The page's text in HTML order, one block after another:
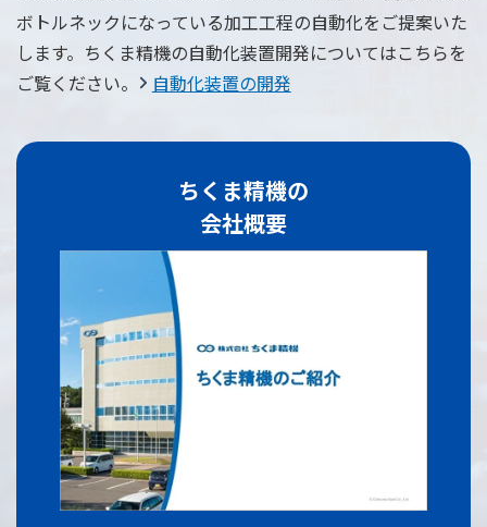
ボトルネックになっている加工工程の自動化をご提案いた
します。ちくま精機の自動化装置開発についてはこちらを
ご覧ください。
自動化装置の開発
ちくま精機の
会社概要